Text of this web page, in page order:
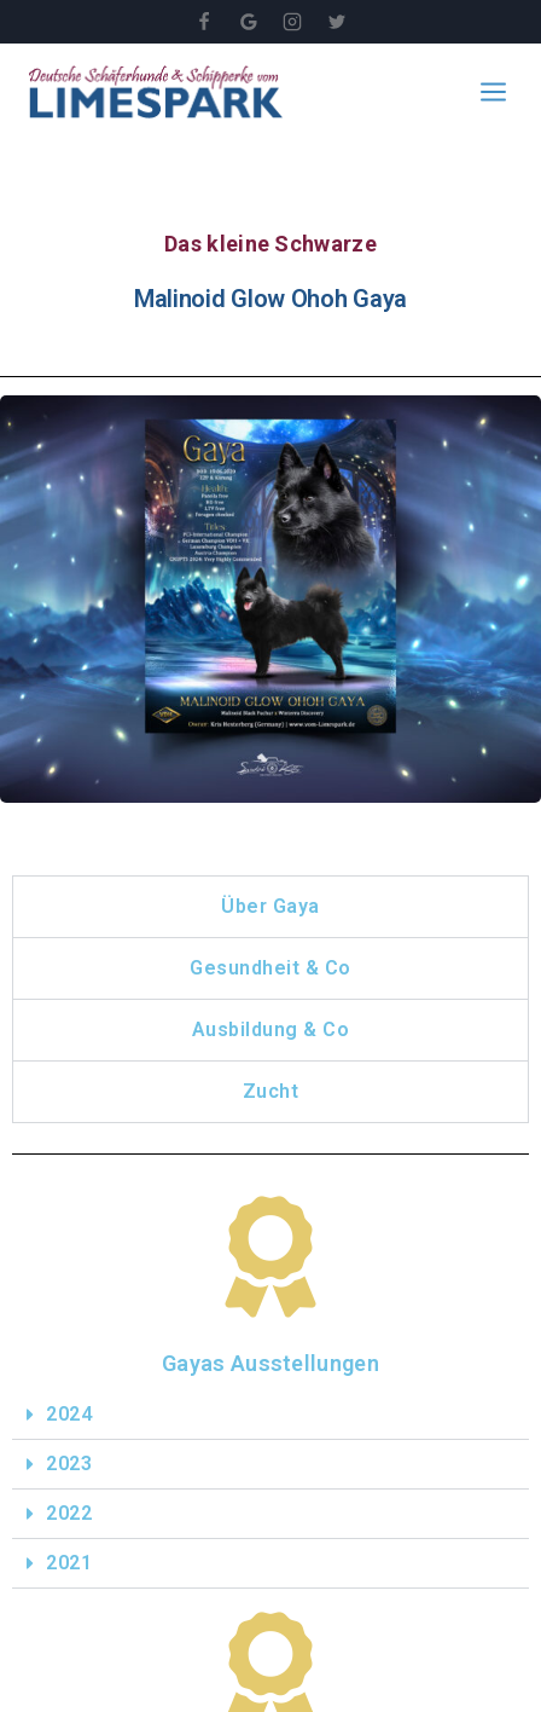
Das kleine Schwarze
Malinoid Glow Ohoh Gaya​
Über Gaya
Gesundheit & Co
Ausbildung & Co
Zucht
Gayas Ausstellungen
2024
2023
2022
2021